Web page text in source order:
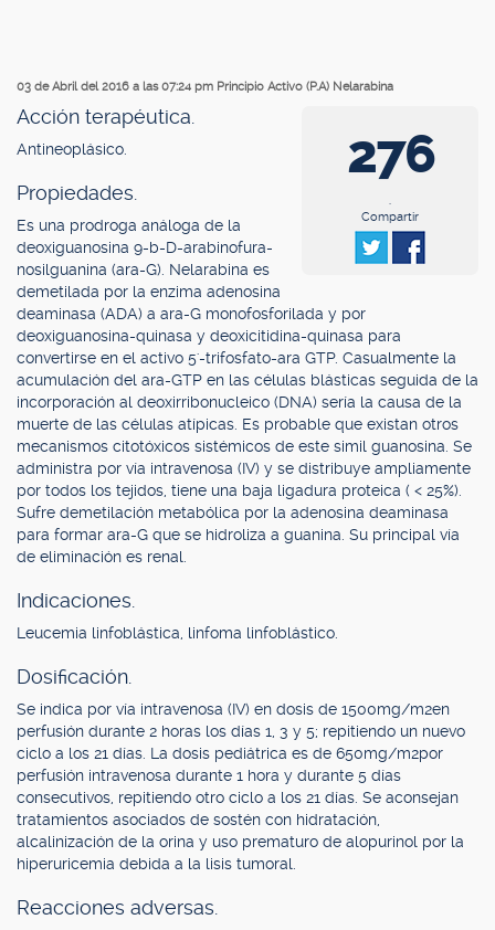
03 de Abril del 2016 a las 07:24 pm Principio Activo (P.A) Nelarabina
276
.
Compartir
Acción terapéutica.
Antineoplásico.
Propiedades.
Es una prodroga análoga de la
deoxiguanosina 9-b-D-arabinofura-
nosilguanina (ara-G). Nelarabina es
demetilada por la enzima adenosina
deaminasa (ADA) a ara-G monofosforilada y por
deoxiguanosina-quinasa y deoxicitidina-quinasa para
convertirse en el activo 5'-trifosfato-ara GTP. Casualmente la
acumulación del ara-GTP en las células blásticas seguida de la
incorporación al deoxirribonucleico (DNA) sería la causa de la
muerte de las células atípicas. Es probable que existan otros
mecanismos citotóxicos sistémicos de este simil guanosina. Se
administra por vía intravenosa (IV) y se distribuye ampliamente
por todos los tejidos, tiene una baja ligadura proteica ( < 25%).
Sufre demetilación metabólica por la adenosina deaminasa
para formar ara-G que se hidroliza a guanina. Su principal vía
de eliminación es renal.
Indicaciones.
Leucemia linfoblástica, linfoma linfoblástico.
Dosificación.
Se indica por vía intravenosa (IV) en dosis de 1500mg/m2en
perfusión durante 2 horas los días 1, 3 y 5; repitiendo un nuevo
ciclo a los 21 días. La dosis pediátrica es de 650mg/m2por
perfusión intravenosa durante 1 hora y durante 5 días
consecutivos, repitiendo otro ciclo a los 21 días. Se aconsejan
tratamientos asociados de sostén con hidratación,
alcalinización de la orina y uso prematuro de alopurinol por la
hiperuricemia debida a la lisis tumoral.
Reacciones adversas.